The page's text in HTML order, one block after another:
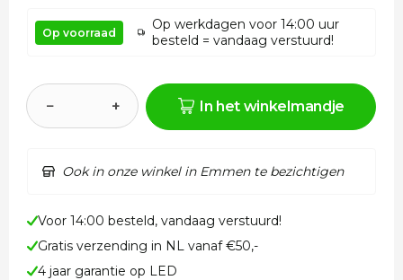
Op voorraad
Op werkdagen voor 14:00 uur
besteld = vandaag verstuurd!
− + In het winkelmandje
Ook in onze winkel in Emmen te bezichtigen
Voor 14:00 besteld, vandaag verstuurd!
Gratis verzending in NL vanaf €50,-
4 jaar garantie op LED